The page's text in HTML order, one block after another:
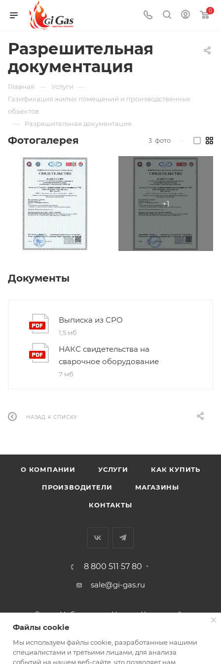
0
Разрешительная
документация
Главная — Услуги —
Газификация жилых помещений и производственных
объектов
— Разрешительная документация
Фотогалерея 3 фото
Документы
Выписка из СРО
1,5 мб
НАКС свидетельства на
сварочное оборудование
7 мб
НАЗАД К СПИСКУ
О КОМПАНИИ УСЛУГИ КАК КУПИТЬ
ПРОИЗВОДИТЕЛИ МАГАЗИНЫ
КОНТАКТЫ
8 800 511 57 80
sale@gi-gas.ru
г. Набережные Челны, Казанский
ПОДПИСАТЬСЯ НА РАССЫЛКУ
Файлы cookie
Мы используем файлы cookie, разработанные нашими
специалистами и третьими лицами, для анализа
событий на нашем веб-сайте, что позволяет нам